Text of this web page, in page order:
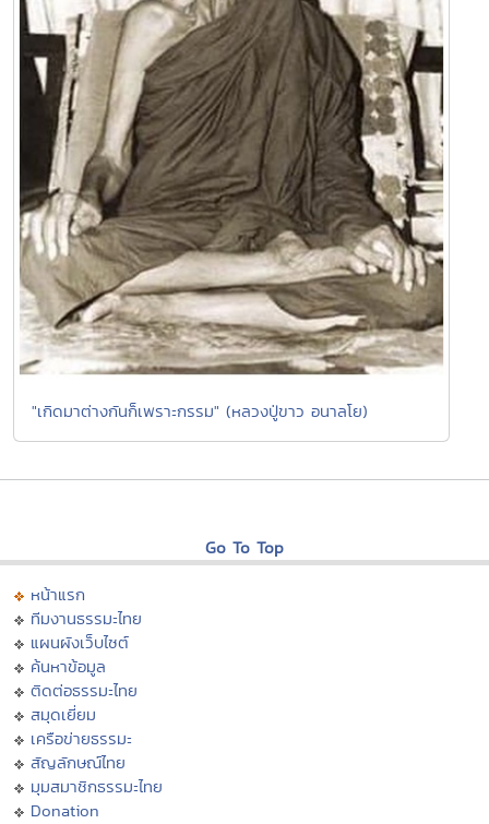
"เกิดมาต่างกันก็เพราะกรรม" (หลวงปู่ขาว อนาลโย)
Go To Top
หน้าแรก
ทีมงานธรรมะไทย
แผนผังเว็บไซต์
ค้นหาข้อมูล
ติดต่อธรรมะไทย
สมุดเยี่ยม
เครือข่ายธรรมะ
สัญลักษณ์ไทย
มุมสมาชิกธรรมะไทย
Donation